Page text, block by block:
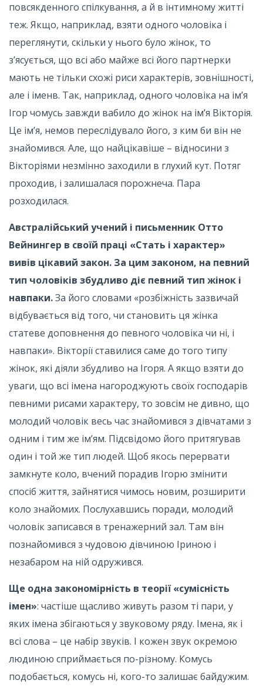
повсякденного спілкування, а й в інтимному житті
теж. Якщо, наприклад, взяти одного чоловіка і
переглянути, скільки у нього було жінок, то
з’ясується, що всі або майже всі його партнерки
мають не тільки схожі риси характерів, зовнішності,
але і іменв. Так, наприклад, одного чоловіка на ім’я
Ігор чомусь завжди вабило до жінок на ім’я Вікторія.
Це ім’я, немов переслідувало його, з ким би він не
знайомився. Але, що найцікавіше – відносини з
Вікторіями незмінно заходили в глухий кут. Потяг
проходив, і залишалася порожнеча. Пара
розходилася.
Австралійський учений і письменник Отто
Вейнингер в своїй праці «Стать і характер»
вивів цікавий закон. За цим законом, на певний
тип чоловіків збудливо діє певний тип жінок і
навпаки.За його словами «розбіжність зазвичай
відбувається від того, чи становить ця жінка
статеве доповнення до певного чоловіка чи ні, і
навпаки». Вікторії ставилися саме до того типу
жінок, які діяли збудливо на Ігоря. А якщо взяти до
уваги, що всі імена нагороджують своїх господарів
певними рисами характеру, то зовсім не дивно, що
молодий чоловік весь час знайомився з дівчатами з
одним і тим же ім’ям. Підсвідомо його притягував
один і той же тип людей. Щоб якось перервати
замкнуте коло, вчений порадив Ігорю змінити
спосіб життя, зайнятися чимось новим, розширити
коло знайомих. Послухавшись поради, молодий
чоловік записався в тренажерний зал. Там він
познайомився з чудовою дівчиною Іриною і
незабаром на ній одружився.
Ще одна закономірність в теорії «сумісність
імен»: частіше щасливо живуть разом ті пари, у
яких імена збігаються у звуковому ряду. Імена, як і
всі слова – це набір звуків. І кожен звук окремою
людиною сприймається по-різному. Комусь
подобається, комусь ні, кого-то залишає байдужим.